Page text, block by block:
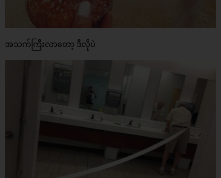
အသက်ကြီးလာတော့ ဒီလိုပဲ